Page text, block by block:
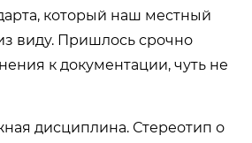
который наш местный
виду. Пришлось срочно
к документации, чуть не
дисциплина. Стереотип о